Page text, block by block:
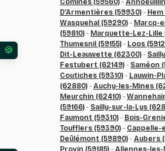
Comines (59560) - Annoeuillin
D’Armentières (59930) - Hem
Wasquehal (59290) - Marcq-
(59810) - Marquette-Lez-Lille
Thumesnil (59155) - Loos
Dit-Leauwette (62300) -
Festubert (62149) - Saméon
Coutiches (59310) - Lauwin-
(62880) - Auchy-les-Mines
Meurchin (62410) -
(59166) - Sailly-sur-la-Lys
Faumont (59310) - Bois-
Toufflers (59390) - Cappelle-
Deûlémont (59890) - Aubers
Provin (59185) - Allennes-les-
Vos préférences en